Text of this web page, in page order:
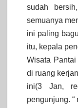
sudah
semuanya
ini paling
itu, kepala
Wisata
di ruang
ini(3 Jan,
pengunjung. “